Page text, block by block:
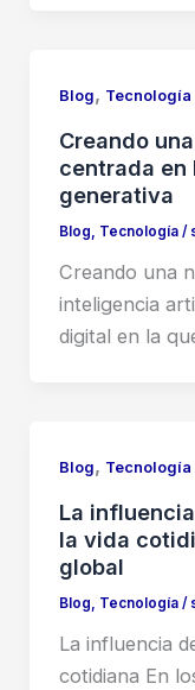
Blog, Tecnología
Creando
centrada
generativa
Blog, Tecnología/
Creando una
inteligencia
digital en la
Blog, Tecnología
La
la vida
global
Blog, Tecnología/
La influencia
cotidiana En